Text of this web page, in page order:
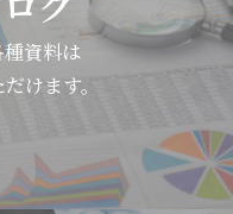
資料は
けます。